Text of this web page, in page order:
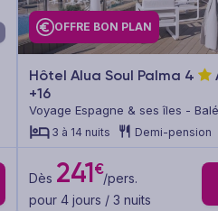
OFFRE BON PLAN
Hôtel Alua Soul Palma 4
+16
Voyage Espagne & ses îles -
Majorque
3 à 14 nuits Demi-pension
Dès 241€/pers.
pour 4 jours / 3 nuits